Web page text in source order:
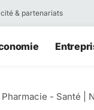
& partenariats
Pharmacie - Santé